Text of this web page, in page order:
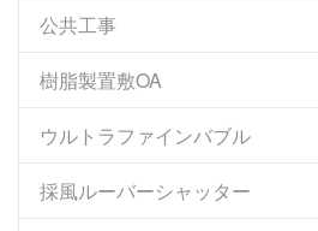
公共工事
樹脂製置敷OA
ウルトラファインバブル
採風ルーバーシャッター